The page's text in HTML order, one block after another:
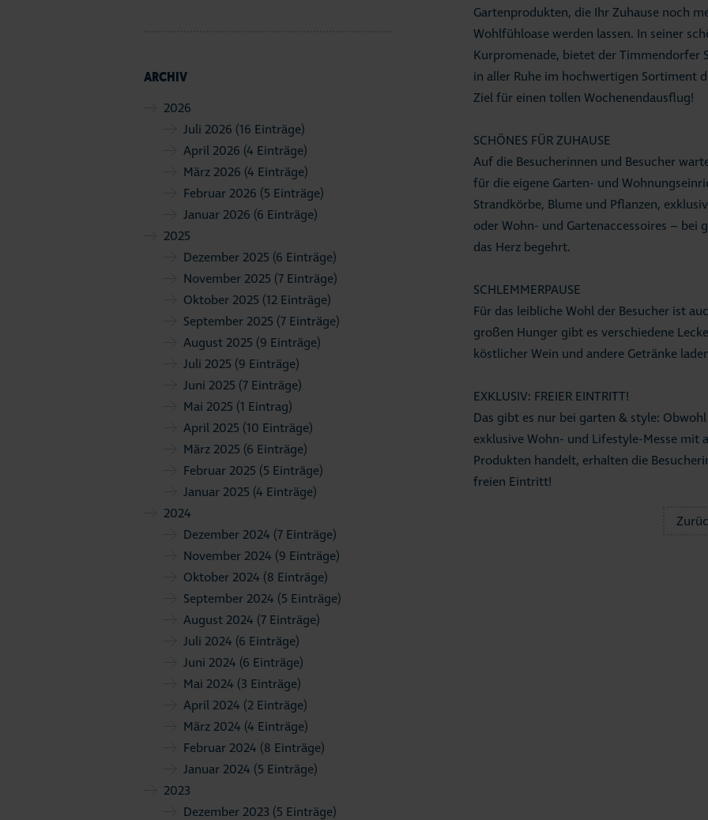
ARCHIV
2026
Juli 2026 (16 Einträge)
April 2026 (4 Einträge)
März 2026 (4 Einträge)
Februar 2026 (5 Einträge)
Januar 2026 (6 Einträge)
2025
Dezember 2025 (6 Einträge)
November 2025 (7 Einträge)
Oktober 2025 (12 Einträge)
September 2025 (7 Einträge)
August 2025 (9 Einträge)
Juli 2025 (9 Einträge)
Juni 2025 (7 Einträge)
Mai 2025 (1 Eintrag)
April 2025 (10 Einträge)
März 2025 (6 Einträge)
Februar 2025 (5 Einträge)
Januar 2025 (4 Einträge)
2024
Dezember 2024 (7 Einträge)
November 2024 (9 Einträge)
Oktober 2024 (8 Einträge)
September 2024 (5 Einträge)
August 2024 (7 Einträge)
Juli 2024 (6 Einträge)
Juni 2024 (6 Einträge)
Mai 2024 (3 Einträge)
April 2024 (2 Einträge)
März 2024 (4 Einträge)
Februar 2024 (8 Einträge)
Januar 2024 (5 Einträge)
2023
Dezember 2023 (5 Einträge)
Gartenprodukten, die Ihr Zuhause noch
Wohlfühloase werden lassen. In seiner
Kurpromenade, bietet der Timmendorfer
in aller Ruhe im hochwertigen Sortiment
Ziel für einen tollen Wochenendausflug!
SCHÖNES FÜR ZUHAUSE
Auf die Besucherinnen und Besucher
für die eigene Garten- und
Strandkörbe, Blume und Pflanzen,
oder Wohn- und Gartenaccessoires – bei
das Herz begehrt.
SCHLEMMERPAUSE
Für das leibliche Wohl der Besucher ist
großen Hunger gibt es verschiedene
köstlicher Wein und andere Getränke
EXKLUSIV: FREIER EINTRITT!
Das gibt es nur bei garten & style:
exklusive Wohn- und Lifestyle-Messe mit
Produkten handelt, erhalten die
freien Eintritt!